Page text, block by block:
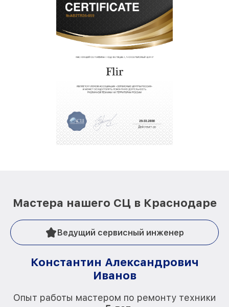
Мастера нашего СЦ в Краснодаре
Ведущий сервисный инженер
Константин Александрович
Иванов
Опыт работы мастером по ремонту техники